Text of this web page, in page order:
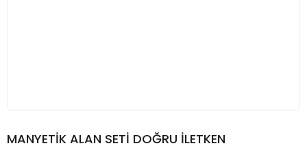
MANYETİK ALAN SETİ DOĞRU İLETKEN